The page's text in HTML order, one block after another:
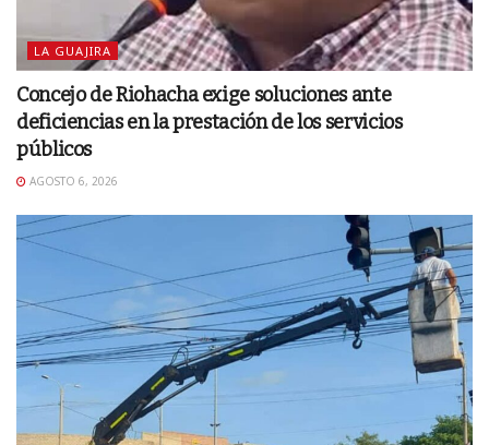
LA GUAJIRA
Concejo de Riohacha exige soluciones ante
deficiencias en la prestación de los servicios
públicos
AGOSTO 6, 2026